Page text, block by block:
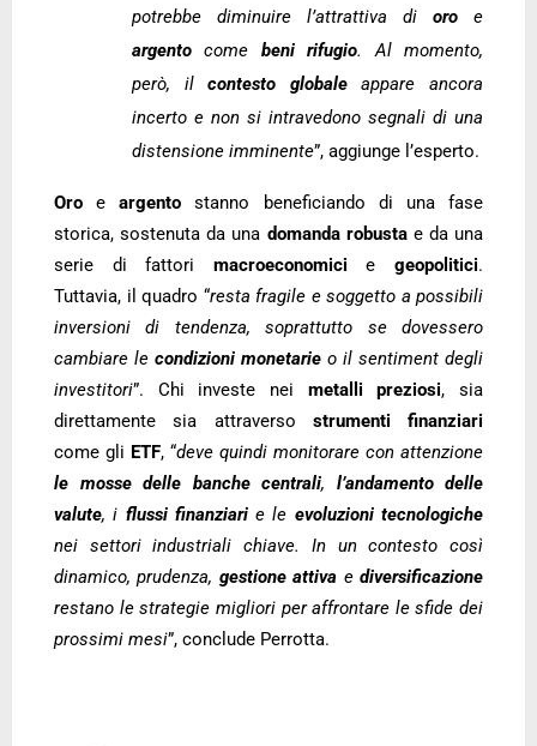
potrebbe diminuire l’attrattiva di oro e
argento come beni rifugio. Al momento,
però, ilcontesto globaleappare ancora
incerto e non si intravedono segnali di una
distensione imminente”, aggiunge l’esperto.
Oro eargento stanno beneficiando di una fase
storica, sostenuta da una domanda robustae da una
serie di fattori macroeconomici egeopolitici.
Tuttavia, il quadro “resta fragile e soggetto a possibili
inversioni di tendenza, soprattutto se dovessero
cambiare le condizioni monetarie o il sentiment degli
investitori”. Chi investe nei metalli preziosi, sia
direttamente sia attraverso strumenti finanziari
come gli ETF, “deve quindi monitorare con attenzione
le mosse delle banche centrali, l’andamento delle
valute, i flussi finanziarie le evoluzioni tecnologiche
nei settori industriali chiave. In un contesto così
dinamico, prudenza, gestione attiva ediversificazione
restano le strategie migliori per affrontare le sfide dei
prossimi mesi”, conclude Perrotta.